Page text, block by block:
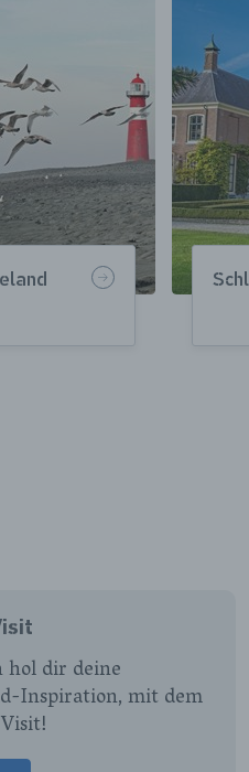
hol dir deine
Inspiration, mit dem